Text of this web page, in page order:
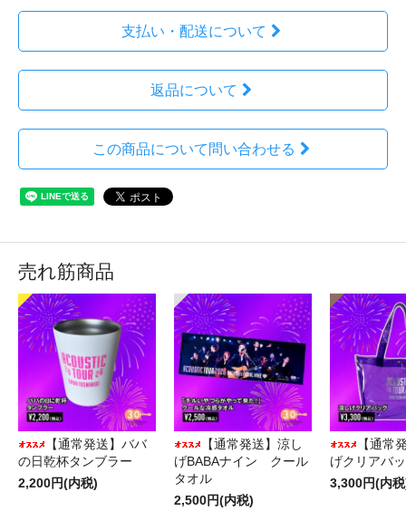
支払い・配送について
返品について
この商品について問い合わせる
売れ筋商品
【通常発送】ババ
の日乾杯タンブラー
2,200円(内税)
【通常発送】涼し
げBABAナイン クール
タオル
2,500円(内税)
【通常
げクリアバ
3,300円(内